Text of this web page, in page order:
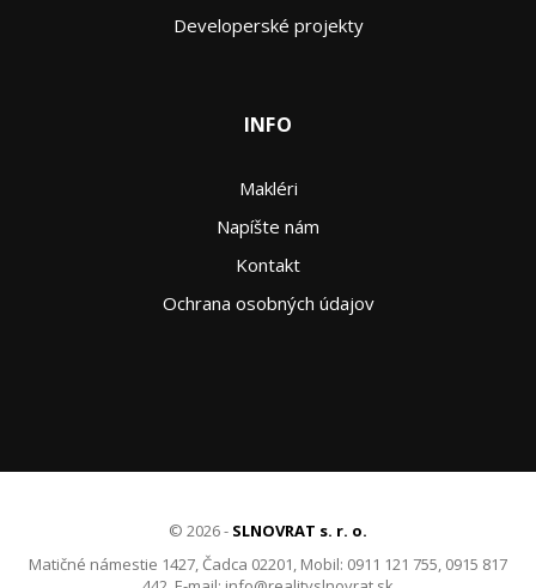
Developerské projekty
INFO
Makléri
Napíšte nám
Kontakt
Ochrana osobných údajov
© 2026 - SLNOVRAT s. r. o.
Matičné námestie 1427, Čadca 02201, Mobil: 0911 121 755, 0915 817